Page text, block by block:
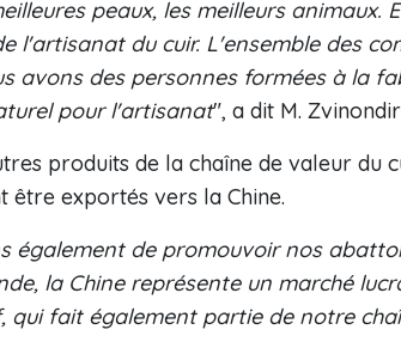
peaux, les meilleurs animaux.
l'artisanat du cuir. L'ensemble des
avons des personnes formées à la
pour l'artisanat", a dit M.
produits de la chaîne de valeur du
être exportés vers la Chine.
également de promouvoir nos
la Chine représente un marché
fait également partie de notre